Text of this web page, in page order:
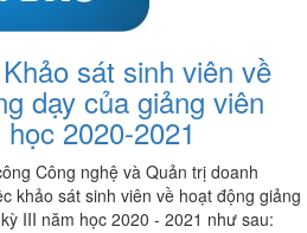
sát sinh viên về
dạy của giảng viên
2020-2021
Công nghệ và Quản trị doanh
khảo sát sinh viên về hoạt động giảng
III năm học 2020 - 2021 như sau: